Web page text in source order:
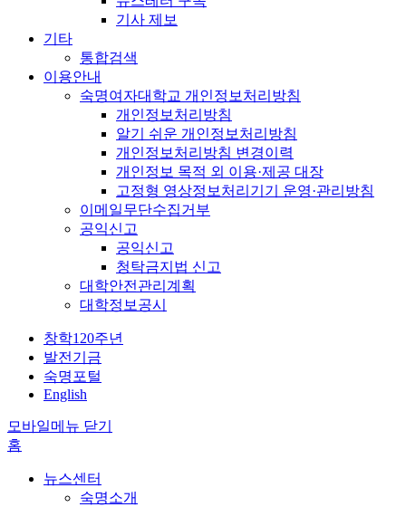
기사 제보
기타
통합검색
이용안내
숙명여자대학교 개인정보처리방침
개인정보처리방침
알기 쉬운 개인정보처리방침
개인정보처리방침 변경이력
개인정보 목적 외 이용·제공 대장
고정형 영상정보처리기기 운영·관리방침
이메일무단수집거부
공익신고
공익신고
청탁금지법 신고
대학안전관리계획
대학정보공시
창학120주년
발전기금
숙명포털
English
모바일메뉴 닫기
홈
뉴스센터
숙명소개